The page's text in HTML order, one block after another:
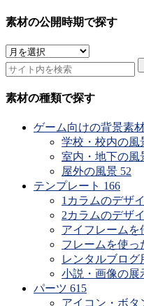
素材の公開時期で探す
素
材
の
公
素材の種類で探す
ゲーム向けの背景素
学校・校内の風
室内・地下の風
屋外の風景 52
テンプレート 166
1カラムのデザ
2カラムのデザ
アイフレームを
フレームを使っ
レンタルブログ
小説・画像の展
パーツ 615
アイコン・ボタ